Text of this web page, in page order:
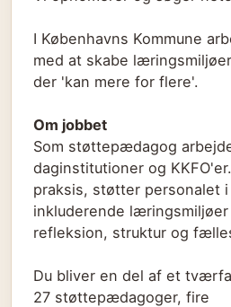
I Københavns Kommune
med at skabe
der 'kan mere for flere'.
Om jobbet
Som støttepædagog
daginstitutioner og
praksis, støtter personalet
inkluderende
refleksion, struktur og
Du bliver en del af et
27 støttepædagoger, fire